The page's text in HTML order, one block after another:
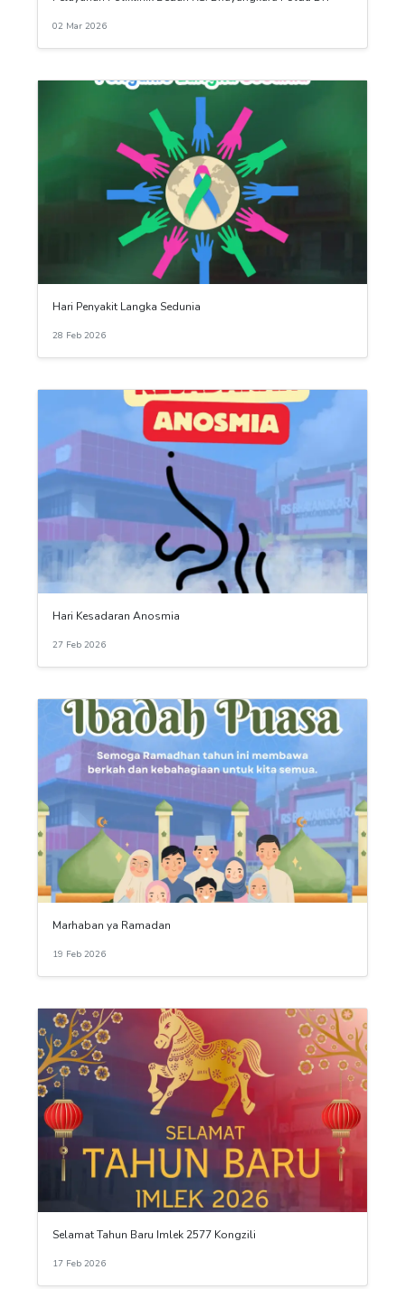
02 Mar 2026
Hari Penyakit Langka Sedunia
28 Feb 2026
Hari Kesadaran Anosmia
27 Feb 2026
Marhaban ya Ramadan
19 Feb 2026
Selamat Tahun Baru Imlek 2577 Kongzili
17 Feb 2026